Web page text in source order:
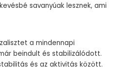
savanyúak lesznek, ami
a mindennapi
beindult és stabilizálódott.
és az aktivitás között.